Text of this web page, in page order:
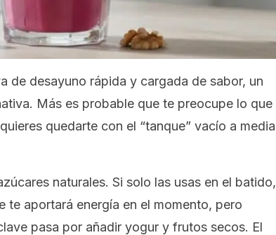
de desayuno rápida y cargada de sabor, un
Más es probable que te preocupe lo que
quedarte con el “tanque” vacío a media
naturales. Si solo las usas en el batido,
te aportará energía en el momento, pero
pasa por añadir yogur y frutos secos. El